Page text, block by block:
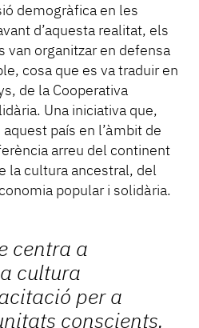
demogràfica en les
d’aquesta realitat, els
van organitzar en defensa
cosa que es va traduir en
de la Cooperativa
Una iniciativa que,
país en l’àmbit de
arreu del continent
la cultura ancestral, del
popular i solidària.
centra a
cultura
per a
conscients,